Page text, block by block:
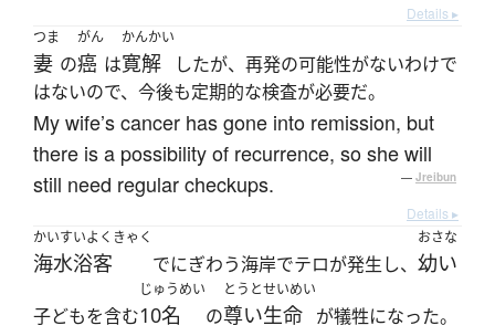
Details ▸
つま
妻 の
がん
癌 は
かんかい
寛解
したが、再発の可能性がないわけで
はないので、今後も定期的な検査が必要だ。
My wife’s cancer has gone into remission, but
there is a possibility of recurrence, so she will
still need regular checkups.
— Jreibun
Details ▸
かいすいよくきゃく
海水浴客 でにぎわう海岸でテロが発生し、
おさな
幼い
子どもを含む
じゅうめい
10名 の
とうと
尊い
せいめい
生命 が犠牲になった。